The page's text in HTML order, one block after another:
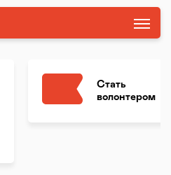
Стать
волонтером